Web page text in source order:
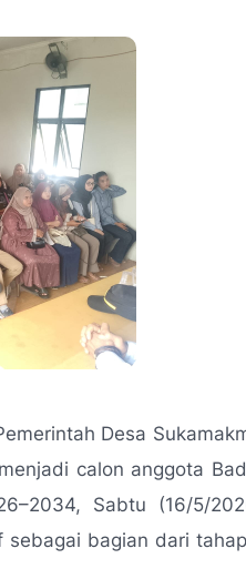
Desa
calon anggota
Sabtu (16/5/
bagian dari